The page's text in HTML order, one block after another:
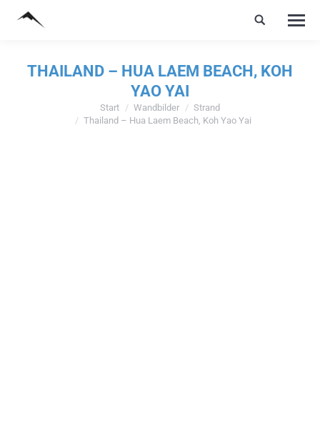
THAILAND – HUA LAEM BEACH, KOH
YAO YAI
Sie befinden sich hier:
Start Wandbilder
Strand
Thailand – Hua Laem Beach, Koh Yao Yai